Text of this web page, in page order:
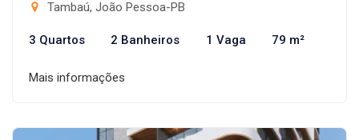
Tambaú, João Pessoa-PB
3 Quartos 2 Banheiros 1 Vaga 79 m²
Mais informações